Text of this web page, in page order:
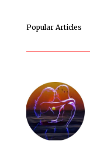
Popular Articles